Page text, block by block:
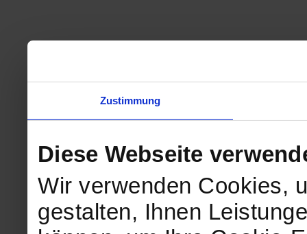
Zustimmung
Diese Webseite
Wir verwenden Cookies,
gestalten, Ihnen